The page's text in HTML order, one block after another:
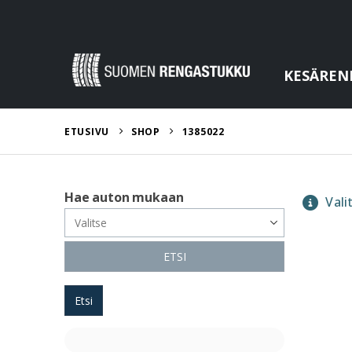
ETUSIVU SHOP 1385022
Hae auton mukaan
ETSI
Etsi